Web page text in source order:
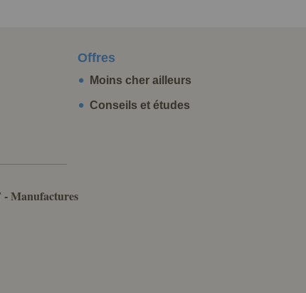
Offres
Moins cher ailleurs
Conseils et études
- Manufactures